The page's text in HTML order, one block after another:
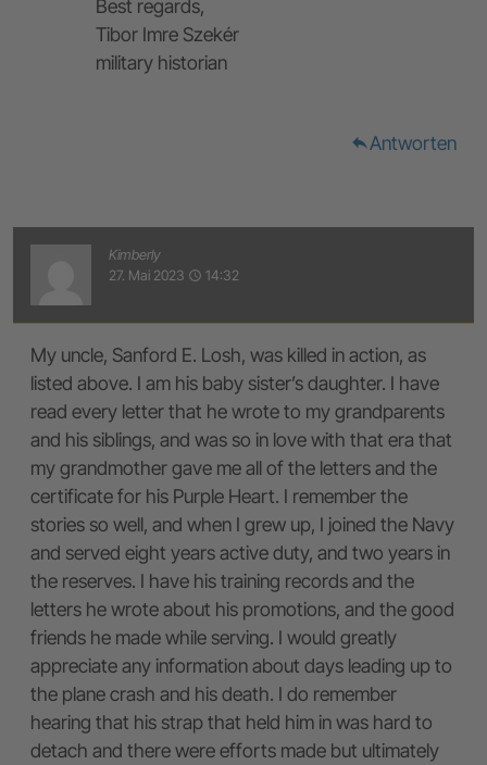
Best regards,
Tibor Imre Szekér
military historian
replyAntworten
Kimberly
27. Mai 2023 access_time 14:32
My uncle, Sanford E. Losh, was killed in action, as
listed above. I am his baby sister’s daughter. I have
read every letter that he wrote to my grandparents
and his siblings, and was so in love with that era that
my grandmother gave me all of the letters and the
certificate for his Purple Heart. I remember the
stories so well, and when I grew up, I joined the Navy
and served eight years active duty, and two years in
the reserves. I have his training records and the
letters he wrote about his promotions, and the good
friends he made while serving. I would greatly
appreciate any information about days leading up to
the plane crash and his death. I do remember
hearing that his strap that held him in was hard to
detach and there were efforts made but ultimately